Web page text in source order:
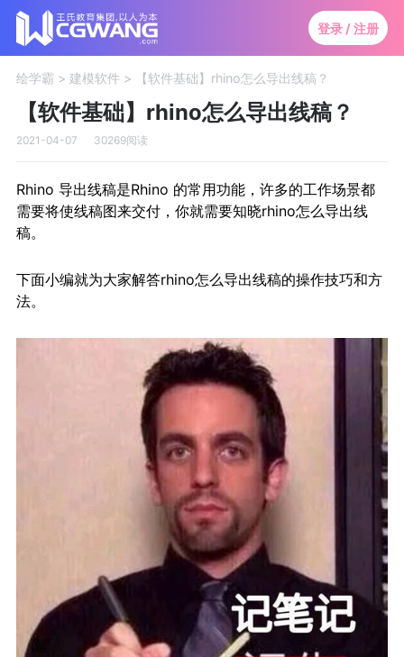
登录 / 注册
绘学霸 > 建模软件 > 【软件基础】rhino怎么导出线稿？
【软件基础】rhino怎么导出线稿？
2021-04-07 30269阅读
Rhino 导出线稿是Rhino 的常用功能，许多的工作场景都
需要将使线稿图来交付，你就需要知晓rhino怎么导出线
稿。
下面小编就为大家解答rhino怎么导出线稿的操作技巧和方
法。